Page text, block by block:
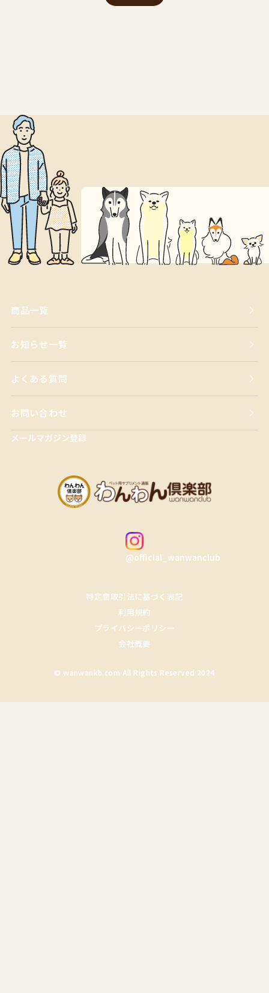
商品一覧
お知らせ一覧
よくある質問
お問い合わせ
メールマガジン登録
@official_wanwanclub
特定商取引法に基づく表記
利用規約
プライバシーポリシー
会社概要
© wanwankb.com All Rights Reserved 2024